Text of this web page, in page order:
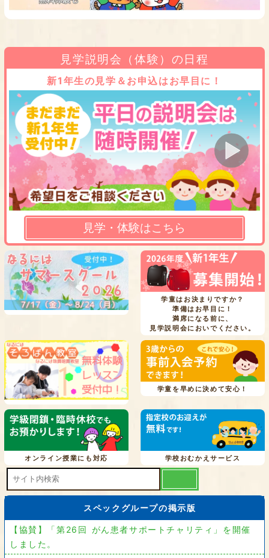
見学説明会（体験）の日程
新1年生の見学＆お申込はお早目に！
見学・体験はこちら
学童はお決まりですか？
準備はお早目に！
満席になる前に、
見学説明会においでください。
学童を早めに決めて安心！
オンライン授業にも対応 学校おむかえサービス
スペックグループの掲示版
【協賛】「第26回 がん患者サポートチャリティ」を開催
しました。